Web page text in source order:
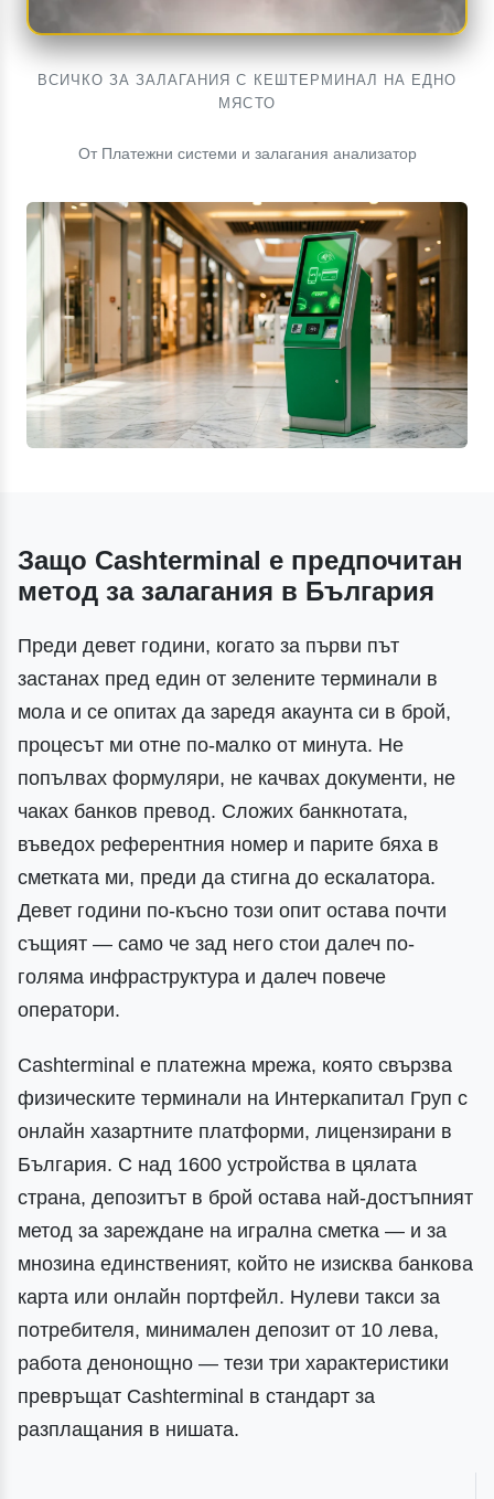
ВСИЧКО ЗА ЗАЛАГАНИЯ С КЕШТЕРМИНАЛ НА ЕДНО
МЯСТО
От Платежни системи и залагания анализатор
Защо Cashterminal е предпочитан
метод за залагания в България
Преди девет години, когато за първи път
застанах пред един от зелените терминали в
мола и се опитах да заредя акаунта си в брой,
процесът ми отне по-малко от минута. Не
попълвах формуляри, не качвах документи, не
чаках банков превод. Сложих банкнотата,
въведох референтния номер и парите бяха в
сметката ми, преди да стигна до ескалатора.
Девет години по-късно този опит остава почти
същият — само че зад него стои далеч по-
голяма инфраструктура и далеч повече
оператори.
Cashterminal е платежна мрежа, която свързва
физическите терминали на Интеркапитал Груп с
онлайн хазартните платформи, лицензирани в
България. С над 1600 устройства в цялата
страна, депозитът в брой остава най-достъпният
метод за зареждане на игрална сметка — и за
мнозина единственият, който не изисква банкова
карта или онлайн портфейл. Нулеви такси за
потребителя, минимален депозит от 10 лева,
работа денонощно — тези три характеристики
превръщат Cashterminal в стандарт за
разплащания в нишата.